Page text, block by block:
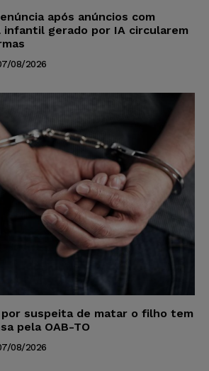
após anúncios com
infantil gerado por IA circularem
08/2026
suspeita de matar o filho tem
pela OAB-TO
08/2026